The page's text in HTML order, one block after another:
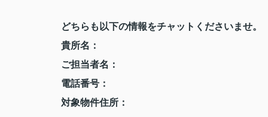
どちらも以下の情報をチャットくださいませ。
貴所名：
ご担当者名：
電話番号：
対象物件住所：